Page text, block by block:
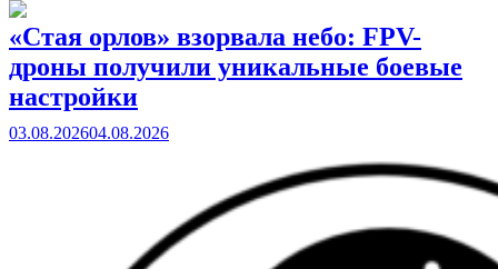
«Стая орлов» взорвала небо: FPV-
дроны получили уникальные боевые
настройки
03.08.202604.08.2026